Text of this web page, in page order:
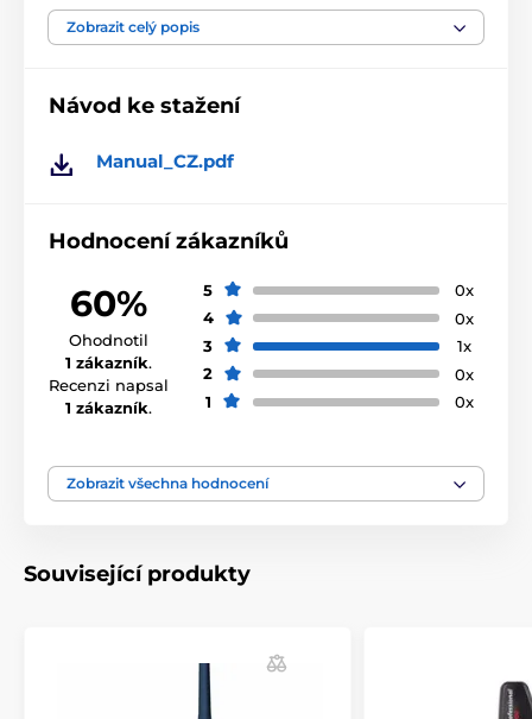
zařízení, z důvodu rozdílných frekvencí! Frekvenci
nelze přenastavit.
výslovného upozornění. Obrázky mají pouze
Vysílačky Petrainer
Zobrazit celý popis
Návod ke stažení
Manual_CZ.pdf
Hodnocení zákazníků
60%
Ohodnotil
1 zákazník.
Recenzi napsal
1 zákazník.
5
0x
4
0x
3
1x
2
0x
1
0x
Zobrazit všechna hodnocení
Související produkty